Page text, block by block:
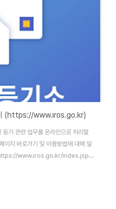
형복지포탈은 교육부 및 시도교육청
인트를 활용해 복지서비스를 자유롭
(https://www.iros.go.kr)
등기 관련 업무를 온라인으로 처리할
이지 바로가기 및 이용방법에 대해 알
: https://www.iros.go.kr/index.jsp
대법원 인터넷등기소 홈페이지 주소